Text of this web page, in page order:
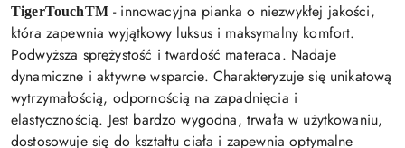
TigerTouchTM- innowacyjna pianka o niezwykłej jakości,
która zapewnia wyjątkowy luksus i maksymalny komfort.
Podwyższa sprężystość i twardość materaca. Nadaje
dynamiczne i aktywne wsparcie. Charakteryzuje się unikatową
wytrzymałością, odpornością na zapadnięcia i
elastycznością. Jest bardzo wygodna, trwała w użytkowaniu,
dostosowuje się do kształtu ciała i zapewnia optymalne